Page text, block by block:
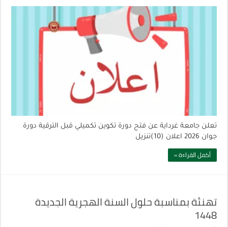
تعلن جامعة غرداية عن فتح دورة تكوين تكميلي قبل الترقية دورة
جوان 2026 اعلان (10)تنزيل
أكمل القراءة »
تهنئة بمناسبة حلول السنة الهجرية الجديدة
1448